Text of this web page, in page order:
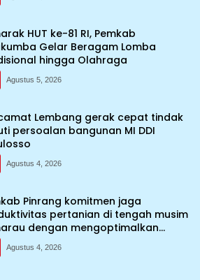
HUT ke-81 RI, Pemkab
Gelar Beragam Lomba
hingga Olahraga
Agustus 5, 2026
Lembang gerak cepat tindak
persoalan bangunan MI DDI
Agustus 4, 2026
Pinrang komitmen jaga
pertanian di tengah musim
dengan mengoptimalkan
Irigasi perpompaan (Irpom)
Agustus 4, 2026